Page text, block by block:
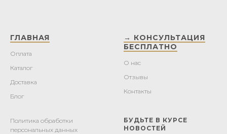
ГЛАВНАЯ
Оплата
Каталог
Доставка
Блог
→ КОНСУЛЬТАЦИЯ
БЕСПЛАТНО
О нас
Отзывы
Контакты
Политика обработки
персональных данных
БУДЬТЕ В КУРСЕ
НОВОСТЕЙ